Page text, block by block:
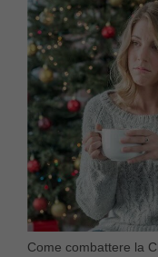
Come combattere la